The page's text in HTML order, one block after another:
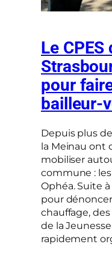
Le
pour
bailleur-
Depuis plus
la Meinau ont
mobiliser
commune :
Ophéa. Suite
pour
chauffage,
de la
rapidement